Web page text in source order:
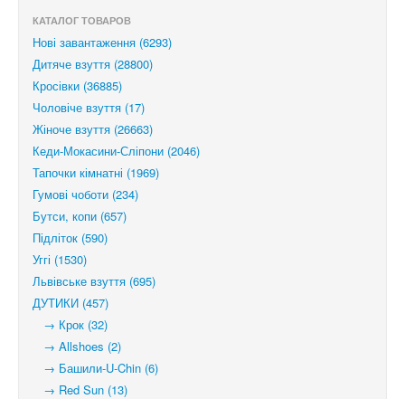
КАТАЛОГ ТОВАРОВ
Нові завантаження (6293)
Дитяче взуття (28800)
Кросівки (36885)
Чоловіче взуття (17)
Жіноче взуття (26663)
Кеди-Мокасини-Сліпони (2046)
Тапочки кімнатні (1969)
Гумові чоботи (234)
Бутси, копи (657)
Підліток (590)
Уггі (1530)
Львівське взуття (695)
ДУТИКИ (457)
→ Крок (32)
→ Allshoes (2)
→ Башили-U-Chin (6)
→ Red Sun (13)